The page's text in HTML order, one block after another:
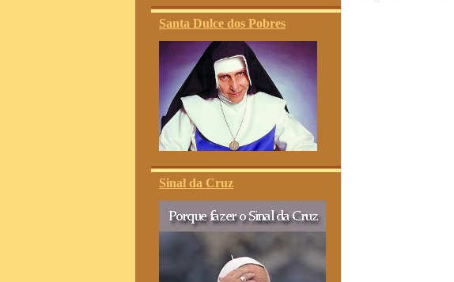
Santa Dulce dos Pobres
Sinal da Cruz